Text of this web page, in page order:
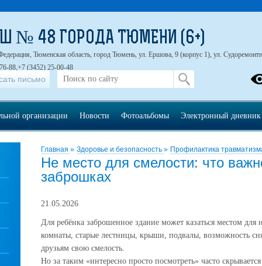
Главная » Здоровье и безопасность » Профилактика
Не место для смелости: что
заброшках
21.05.2026
Для ребёнка заброшенное здание может казаться местом
комнаты, старые лестницы, крыши, подвалы, возможность
друзьям свою смелость.
Но за таким «интересно просто посмотреть» часто скрывается
№ 48 ГОРОДА ТЮМЕНИ (6+)
Тюменская область, город Тюмень, ул. Ершова, 9 (корпус 1), ул.
88,+7 (3452) 25-00-48
письмо
организации Новости Фотоальбомы Электронный дневник